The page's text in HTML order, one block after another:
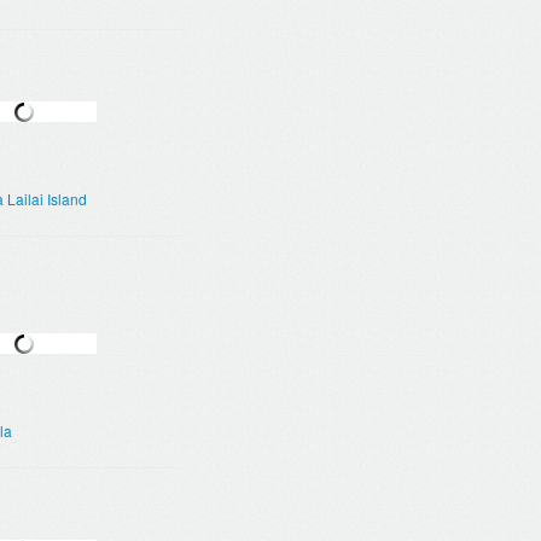
Lailai Island